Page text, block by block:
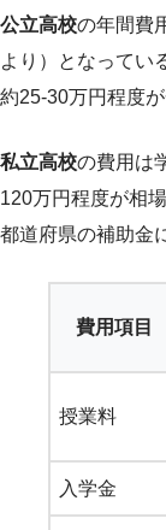
公立高校の年間費
より）となってい
約25-30万円程度が
私立高校の費用は
120万円程度が相
都道府県の補助金
費用項目
授業料
入学金